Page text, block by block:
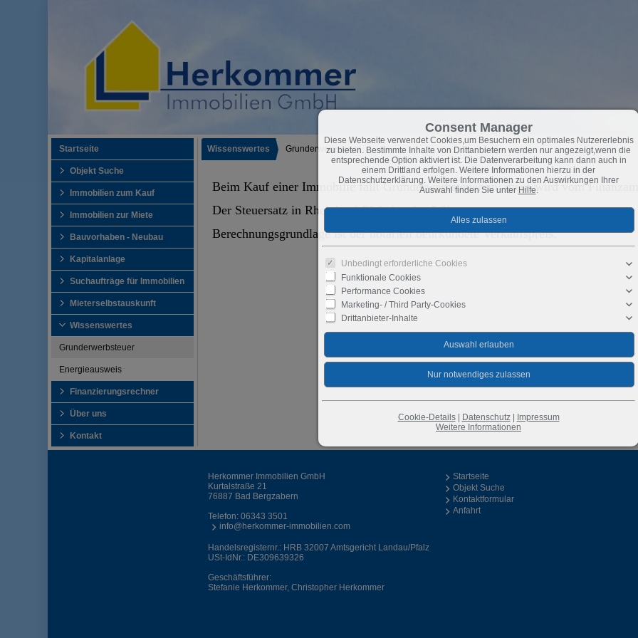
Startseite
Objekt Suche
Immobilien zum Kauf
Immobilien zur Miete
Bauvorhaben - Neubau
Kapitalanlage
Suchaufträge für Immobilien
Mieterselbstauskunft
Wissenswertes
Grunderwerbsteuer
Energieausweis
Finanzierungsrechner
Über uns
Kontakt
Wissenswertes Grunderwerbsteuer
Beim Kauf einer Immobilie fällt Grunderwerbsteuer an; diese wird vom
Der Steuersatz in Rheinland-Pfalz beträgt 5 %.
Berechnungsgrundlage ist der notariell beurkundete Verkaufspreis.
Herkommer Immobilien GmbH
Kurtalstraße 21
76887 Bad Bergzabern
Telefon:06343 3501
info@herkommer-immobilien.com
Handelsregisternr.: HRB 32007 Amtsgericht Landau/Pfalz
USt-IdNr.: DE309639326
Geschäftsführer:
Stefanie Herkommer, Christopher Herkommer
Startseite
Objekt Suche
Kontaktformular
Anfahrt
Consent Manager
Diese Webseite verwendet Cookies,um Besuchern ein optimales Nutzererlebnis
zu bieten. Bestimmte Inhalte von Drittanbietern werden nur angezeigt,wenn die
entsprechende Option aktiviert ist. Die Datenverarbeitung kann dann auch in
einem Drittland erfolgen. Weitere Informationen hierzu in der
Datenschutzerklärung. Weitere Informationen zu den Auswirkungen Ihrer
Auswahl finden Sie unter Hilfe
Unbedingt erforderliche Cookies
Funktionale Cookies
Performance Cookies
Marketing- / Third Party-Cookies
Drittanbieter-Inhalte
Cookie-Details| Datenschutz| Impressum
Weitere Informationen